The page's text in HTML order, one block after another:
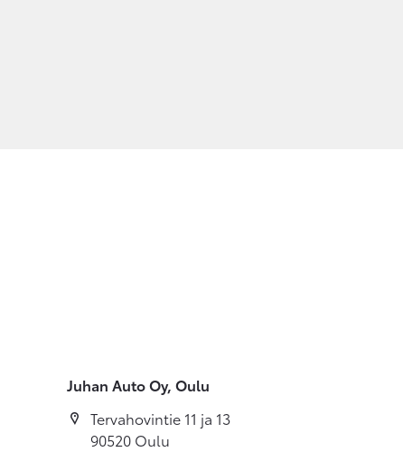
Juhan Auto Oy, Oulu
Tervahovintie 11 ja 13
90520 Oulu